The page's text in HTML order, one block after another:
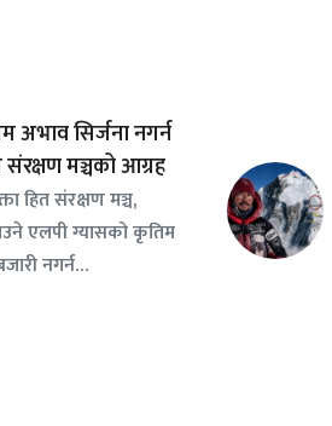
अभाव सिर्जना नगर्न
संरक्षण मञ्चको आग्रह
हित संरक्षण मञ्च,
एलपी ग्यासको कृतिम
नगर्न…